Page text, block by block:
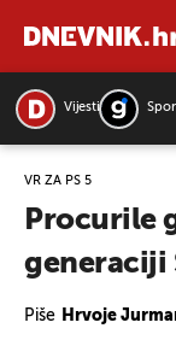
Vijesti
VR ZA PS 5
Procurile
generaciji
Piše Hrvoje
PRETRAŽITE